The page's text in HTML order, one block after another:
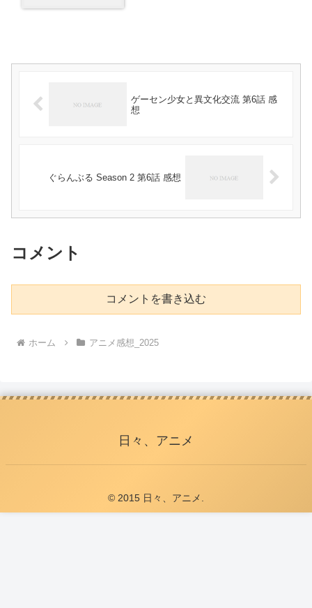
ゲーセン少女と異文化交流 第6話 感
想
ぐらんぶる Season 2 第6話 感想
コメント
コメントを書き込む
ホーム アニメ感想_2025
日々、アニメ
© 2015 日々、アニメ.